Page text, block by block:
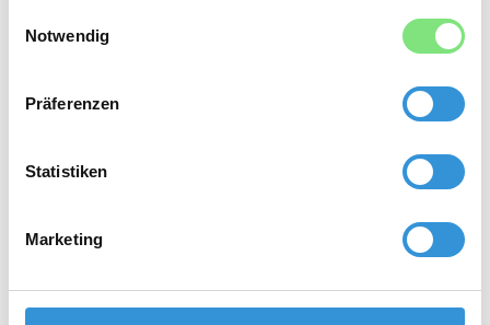
Notwendig
Präferenzen
Statistiken
Marketing